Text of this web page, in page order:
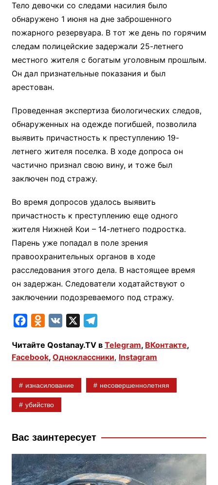
Тело девочки со следами насилия было
обнаружено 1 июня на дне заброшенного
пожарного резервуара. В тот же день по горячим
следам полицейские задержали 25-летнего
местного жителя с богатым уголовным прошлым.
Он дал признательные показания и был
арестован.
Проведенная экспертиза биологических следов,
обнаруженных на одежде погибшей, позволила
выявить причастность к преступлению 19-
летнего жителя поселка. В ходе допроса он
частично признал свою вину, и тоже был
заключен под стражу.
Во время допросов удалось выявить
причастность к преступлению еще одного
жителя Нижней Кои – 14-летнего подростка.
Парень уже попадал в поле зрения
правоохранительных органов в ходе
расследования этого дела. В настоящее время
он задержан. Следователи ходатайствуют о
заключении подозреваемого под стражу.
c
e
o
o
n
o
l
a
n
i
k
l
e
r
Читайте Qostanay.TV в Telegram, ВКонтакте,
Facebook, Одноклассники, Instagram
изнасилование несовершеннолетняя
убийство
Вас заинтересует